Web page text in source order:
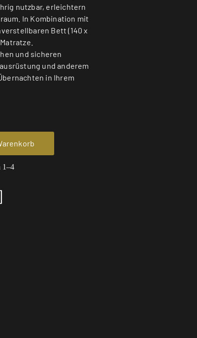
nutzbar, erleichtern
In Kombination mit
Bett (140 x
und sicheren
und anderem
in Ihrem
1–4